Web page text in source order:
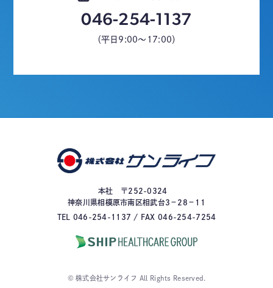
046-254-1137
（平日9:00～17:00）
本社 〒252-0324
神奈川県相模原市南区相武台3－28－11
TEL 046-254-1137 / FAX 046-254-7254
© 株式会社サンライフ All Rights Reserved.